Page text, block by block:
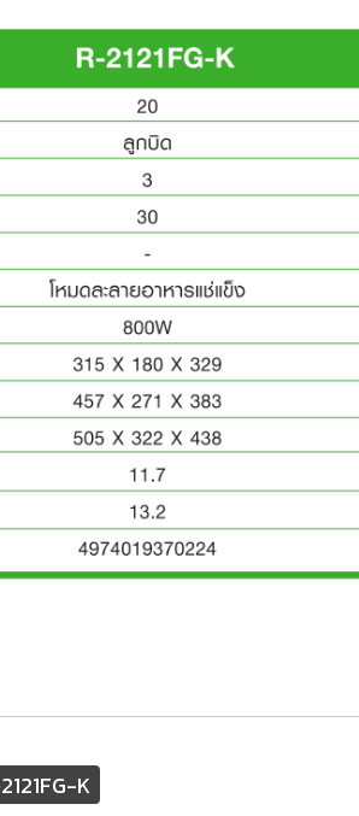
K